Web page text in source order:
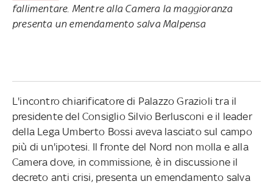
fallimentare. Mentre alla Camera la maggioranza
presenta un emendamento salva Malpensa
L'incontro chiarificatore di Palazzo Grazioli tra il
presidente del Consiglio Silvio Berlusconi e il leader
della Lega Umberto Bossi aveva lasciato sul campo
più di un'ipotesi. Il fronte del Nord non molla e alla
Camera dove, in commissione, è in discussione il
decreto anti crisi, presenta un emendamento salva